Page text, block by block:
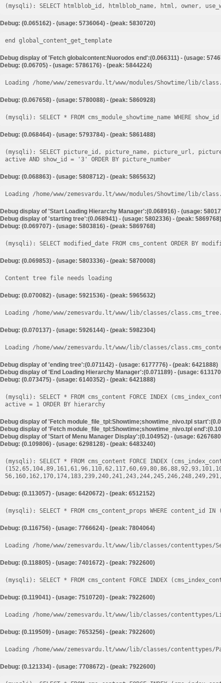
Debug: (0.065162) - (usage: 5736064) - (peak: 5830720)
end global_content_get_template
Debug display of 'Fetch globalcontent:Nuorodos end':(0.066311) - (usage:
Debug: (0.06705) - (usage: 5786176) - (peak: 5844224)
Loading /home/www/zemesvardu.lt/www/modules/Showtime/lib/
Debug: (0.067658) - (usage: 5780088) - (peak: 5860928)
Debug: (0.068464) - (usage: 5793784) - (peak: 5861488)
(mysqli): SELECT picture_id, picture_name, picture_url,
Debug: (0.068863) - (usage: 5808712) - (peak: 5865632)
Loading /home/www/zemesvardu.lt/www/modules/Showtime/lib/
Debug display of 'Start Loading Hierarchy Manager':(0.068916) - (usage:
Debug display of 'starting tree':(0.068941) - (usage: 5802336) - (peak: 5869768)
Debug: (0.069707) - (usage: 5803816) - (peak: 5869768)
Debug: (0.069853) - (usage: 5803336) - (peak: 5870008)
Content tree file needs loading
Debug: (0.070082) - (usage: 5921536) - (peak: 5965632)
Loading /home/www/zemesvardu.lt/www/lib/classes/
Debug: (0.070137) - (usage: 5926144) - (peak: 5982304)
Loading /home/www/zemesvardu.lt/www/lib/classes/
Debug display of 'ending tree':(0.071142) - (usage: 6177776) - (peak: 6421888)
Debug display of 'End Loading Hierarchy Manager':(0.071189) - (usage:
Debug: (0.073475) - (usage: 6140352) - (peak: 6421888)
(mysqli): SELECT * FROM cms_content FORCE INDEX
Debug display of 'Fetch module_file_tpl:Showtime;showtime_nivo.tpl
Debug display of 'Fetch module_file_tpl:Showtime;showtime_nivo.tpl
Debug display of 'Start of Menu Manager Display':(0.104952) - (usage:
Debug: (0.109806) - (usage: 6298128) - (peak: 6483240)
(mysqli): SELECT * FROM cms_content FORCE INDEX
Debug: (0.113057) - (usage: 6420672) - (peak: 6512152)
Debug: (0.116756) - (usage: 7766624) - (peak: 7804064)
Loading /home/www/zemesvardu.lt/www/lib/classes/
Debug: (0.118805) - (usage: 7401672) - (peak: 7922600)
Debug: (0.119041) - (usage: 7510720) - (peak: 7922600)
Loading /home/www/zemesvardu.lt/www/lib/classes/
Debug: (0.119509) - (usage: 7653256) - (peak: 7922600)
Loading /home/www/zemesvardu.lt/www/lib/classes/
Debug: (0.121334) - (usage: 7708672) - (peak: 7922600)